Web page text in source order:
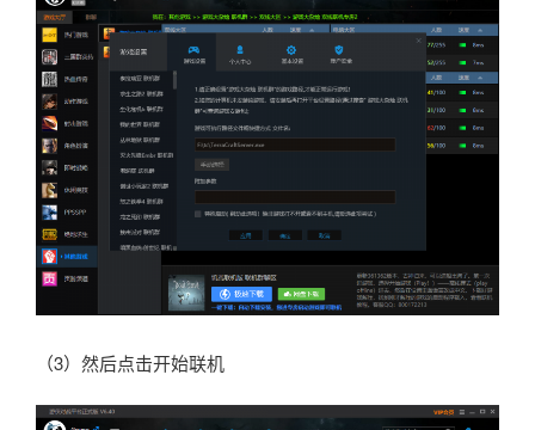
（3）然后点击开始联机